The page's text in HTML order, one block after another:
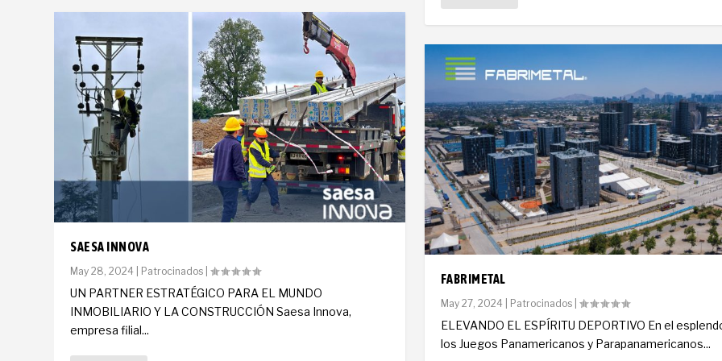
SAESA INNOVA
May 28, 2024 Patrocinados |
UN PARTNER ESTRATÉGICO PARA EL MUNDO
INMOBILIARIO Y LA CONSTRUCCIÓN Saesa Innova,
empresa filial...
FABRIMETAL
May 27, 2024| Patrocinados|
ELEVANDO EL ESPÍRITU DEPORTIVO En el
los Juegos Panamericanos y Parapanamericanos...